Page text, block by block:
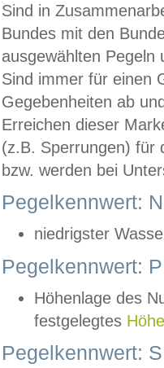
Sind in
Bundes mit den
ausgewählten
Sind immer für einen
Gegebenheiten ab
Erreichen dieser
(z.B. Sperrungen) für
bzw. werden bei
Pegelkennwert:
niedrigster
Pegelkennwert:
Höhenlage des
festgelegtes
Pegelkennwert: